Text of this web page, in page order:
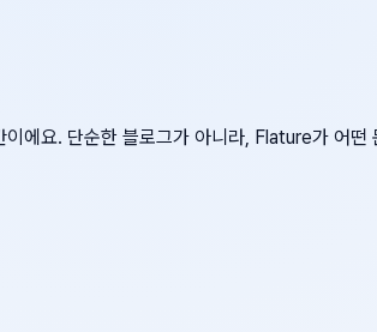
에요. 단순한 블로그가 아니라, Flature가 어